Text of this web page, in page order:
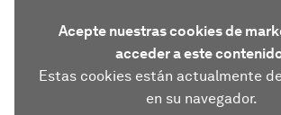
Acepte nuestras cookies de
acceder a este
Estas cookies están actualmente
en su navegador.